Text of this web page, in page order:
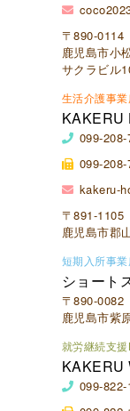
〒890-0114
鹿児島市小
サクラビル
生活介護事
KAKERU
099-208-
099-208-
kakeru-
〒891-1105
鹿児島市郡
短期入所事
ショート
〒890-0082
鹿児島市紫
就労継続支
KAKERU
099-822-